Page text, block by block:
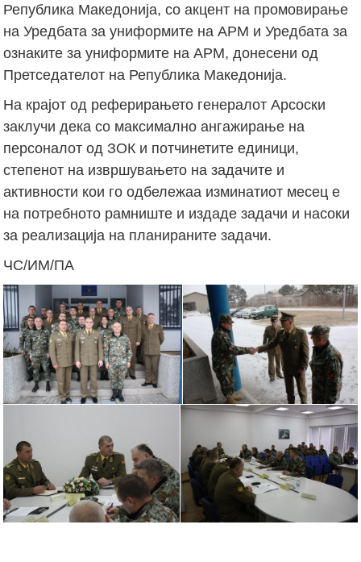
Република Македонија, со акцент на промовирање
на Уредбата за униформите на АРМ и Уредбата за
ознаките за униформите на АРМ, донесени од
Претседателот на Република Македонија.
На крајот од реферирањето генералот Арсоски
заклучи дека со максимално ангажирање на
персоналот од ЗОК и потчинетите единици,
степенот на извршувањето на задачите и
активности кои го одбележаа изминатиот месец е
на потребното рамниште и издаде задачи и насоки
за реализација на планираните задачи.
ЧС/ИМ/ПА